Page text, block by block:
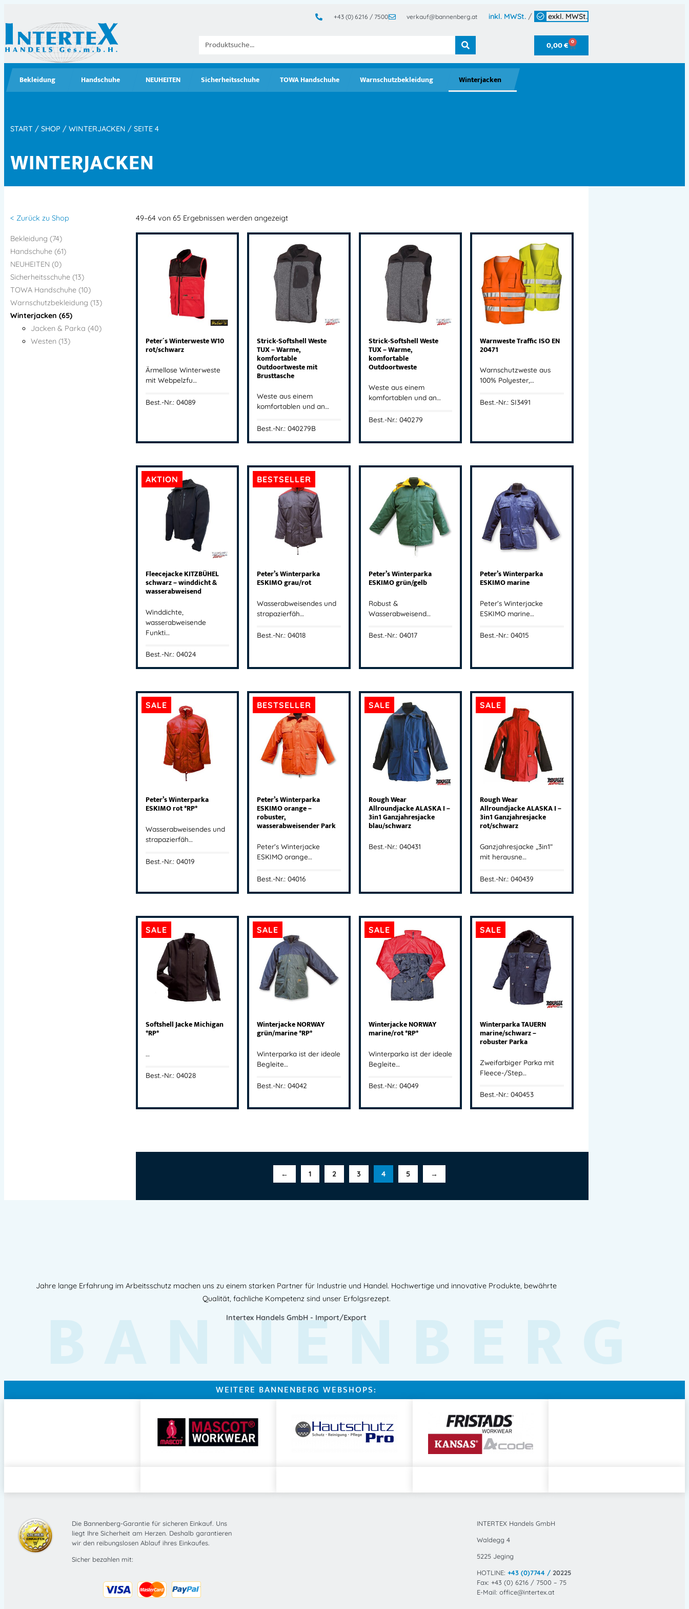
+43 (0) 6216 / 7500 verkauf@bannenberg.at inkl. MWSt./ exkl. MWSt.
0,00€ 0
Bekleidung Handschuhe NEUHEITEN Sicherheitsschuhe TOWA Handschuhe Warnschutzbekleidung Winterjacken
START / SHOP / WINTERJACKEN / SEITE 4
WINTERJACKEN
< Zurück zu Shop
Bekleidung (74)
Handschuhe (61)
NEUHEITEN (0)
Sicherheitsschuhe (13)
TOWA Handschuhe (10)
Warnschutzbekleidung (13)
Winterjacken (65)
Jacken & Parka (40)
Westen (13)
49–64 von 65 Ergebnissen werden angezeigt
Peter´s Winterweste W10
rot/schwarz
Ärmellose Winterweste
mit Webpelzfu…
Best.-Nr.: 04089
Strick-Softshell Weste
TUX – Warme,
komfortable
Outdoortweste mit
Brusttasche
Weste aus einem
komfortablen und an…
Best.-Nr.: 040279B
Strick-Softshell Weste
TUX – Warme,
komfortable
Outdoortweste
Weste aus einem
komfortablen und an…
Best.-Nr.: 040279
Warnweste Traffic ISO EN
20471
Warnschutzweste aus
100% Polyester,…
Best.-Nr.: SI3491
AKTION
Fleecejacke KITZBÜHEL
schwarz – winddicht &
wasserabweisend
Winddichte,
wasserabweisende
Funkti…
Best.-Nr.: 04024
BESTSELLER
Peter’s Winterparka
ESKIMO grau/rot
Wasserabweisendes und
strapazierfäh…
Best.-Nr.: 04018
Peter’s Winterparka
ESKIMO grün/gelb
Robust &
Wasserabweisend…
Best.-Nr.: 04017
Peter’s Winterparka
ESKIMO marine
Peter’s Winterjacke
ESKIMO marine…
Best.-Nr.: 04015
SALE
Peter’s Winterparka
ESKIMO rot *RP*
Wasserabweisendes und
strapazierfäh…
Best.-Nr.: 04019
BESTSELLER
Peter’s Winterparka
ESKIMO orange –
robuster,
wasserabweisender Park
Peter’s Winterjacke
ESKIMO orange…
Best.-Nr.: 04016
SALE
Rough Wear
Allroundjacke ALASKA I –
3in1 Ganzjahresjacke
blau/schwarz
Best.-Nr.: 040431
SALE
Rough Wear
Allroundjacke ALASKA I –
3in1 Ganzjahresjacke
rot/schwarz
Ganzjahresjacke „3in1“
mit herausne…
Best.-Nr.: 040439
SALE
Softshell Jacke Michigan
*RP*
…
Best.-Nr.: 04028
SALE
Winterjacke NORWAY
grün/marine *RP*
Winterparka ist der ideale
Begleite…
Best.-Nr.: 04042
SALE
Winterjacke NORWAY
marine/rot *RP*
Winterparka ist der ideale
Begleite…
Best.-Nr.: 04049
SALE
Winterparka TAUERN
marine/schwarz –
robuster Parka
Zweifarbiger Parka mit
Fleece-/Step…
Best.-Nr.: 040453
← 1 2 3 4 5 →
Jahre lange Erfahrung im Arbeitsschutz machen uns zu einem starken Partner für Industrie und Handel. Hochwertige und innovative Produkte, bewährte
Qualität, fachliche Kompetenz sind unser Erfolgsrezept.
Intertex Handels GmbH - Import/Export
BANNENBERG
WEITERE BANNENBERG WEBSHOPS:
Die Bannenberg-Garantie für sicheren Einkauf. Uns
liegt Ihre Sicherheit am Herzen. Deshalb garantieren
wir den reibungslosen Ablauf ihres Einkaufes.
Sicher bezahlen mit:
INTERTEX Handels GmbH
Waldegg 4
5225 Jeging
HOTLINE: +43 (0)7744 / 20225
Fax: +43 (0) 6216 / 7500 – 75
E-Mail: office@intertex.at